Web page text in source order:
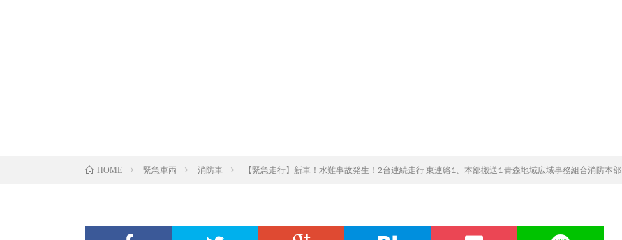
HOME 緊急車両 消防車 【緊急走行】新車！水難事故発生！2台連続走行 東連絡1、本部搬送1 青森地域広域事務組合消防本部